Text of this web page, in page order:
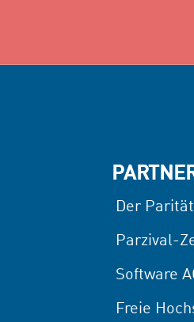
Der
Parzival-
Software
Freie